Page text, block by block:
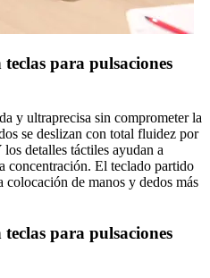
para pulsaciones
y ultraprecisa sin comprometer la
se deslizan con total fluidez por
detalles táctiles ayudan a
concentración. El teclado partido
de manos y dedos más
para pulsaciones